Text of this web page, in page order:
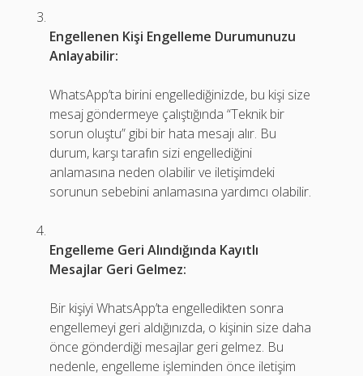
Engellenen Kişi Engelleme Durumunuzu
Anlayabilir:
WhatsApp’ta birini engellediğinizde, bu kişi size
mesaj göndermeye çalıştığında “Teknik bir
sorun oluştu” gibi bir hata mesajı alır. Bu
durum, karşı tarafın sizi engellediğini
anlamasına neden olabilir ve iletişimdeki
sorunun sebebini anlamasına yardımcı olabilir.
Engelleme Geri Alındığında Kayıtlı
Mesajlar Geri Gelmez:
Bir kişiyi WhatsApp’ta engelledikten sonra
engellemeyi geri aldığınızda, o kişinin size daha
önce gönderdiği mesajlar geri gelmez. Bu
nedenle, engelleme işleminden önce iletişim